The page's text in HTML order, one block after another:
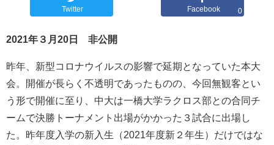
Twitter Facebook 0
2021年３月20日 非公開
昨年、新型コロナウイルスの影響で延期となっていた本大
会。開催が長らく不透明であったものの、今回無観客とい
う形で開催に至り、中大は一橋大学ラクロス部との合同チ
ームで決勝トーナメント出場がかかった３試合に出場し
た。昨年度入学の新入生（2021年度新２年生）だけではな